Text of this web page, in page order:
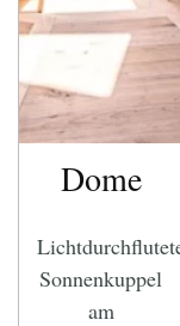
Dome
Sonnenkuppel
am